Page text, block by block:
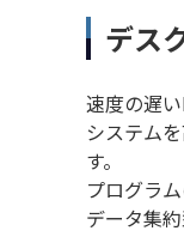
デス
速度の遅
システム
す。
プログラ
データ集